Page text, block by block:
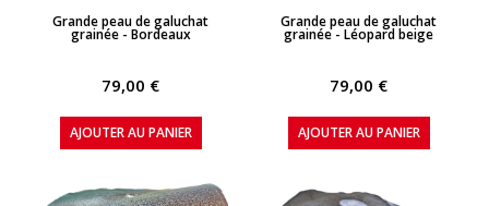
APERÇU RAPIDE
Grande peau de galuchat
grainée - Bordeaux
79,00 €
AJOUTER AU PANIER
APERÇU RAPIDE
Grande peau de galuchat
grainée - Léopard beige
79,00 €
AJOUTER AU PANIER